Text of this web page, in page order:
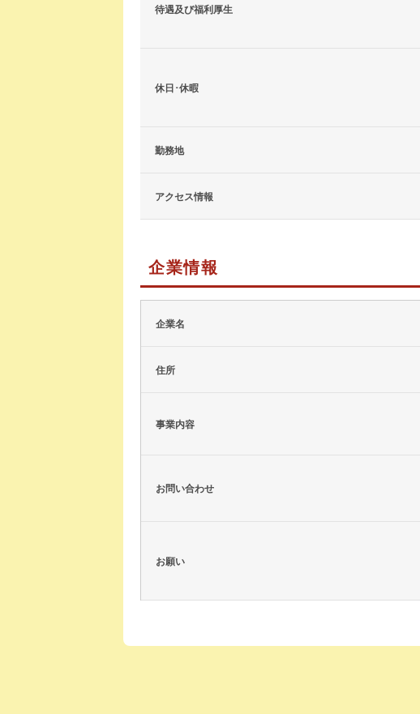
待遇及び福利厚生
休日･休暇
勤務地
アクセス情報
企業情報
企業名
住所
事業内容
お問い合わせ
お願い